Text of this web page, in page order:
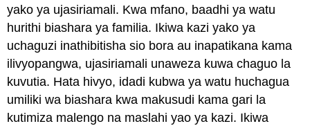
yako ya ujasiriamali. Kwa mfano, baadhi ya watu
hurithi biashara ya familia. Ikiwa kazi yako ya
uchaguzi inathibitisha sio bora au inapatikana kama
ilivyopangwa, ujasiriamali unaweza kuwa chaguo la
kuvutia. Hata hivyo, idadi kubwa ya watu huchagua
umiliki wa biashara kwa makusudi kama gari la
kutimiza malengo na maslahi yao ya kazi. Ikiwa